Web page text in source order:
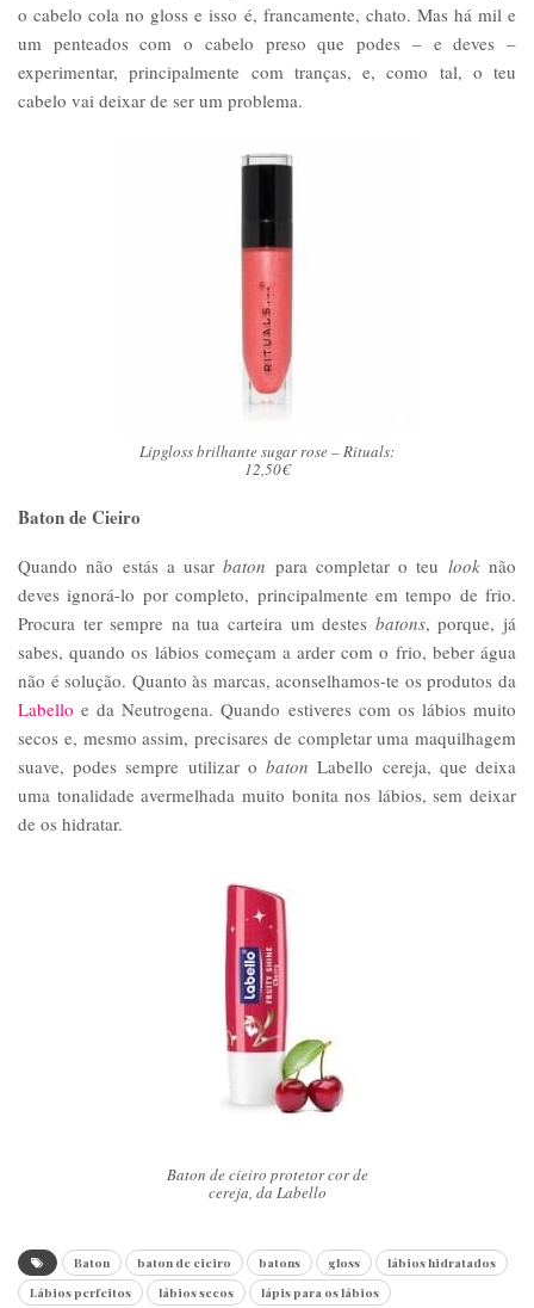
o cabelo cola no gloss e isso é, francamente, chato. Mas há mil e
um penteados com o cabelo preso que podes – e deves –
experimentar, principalmente com tranças, e, como tal, o teu
cabelo vai deixar de ser um problema.
Lipgloss brilhante sugar rose – Rituals:
12,50€
Baton de Cieiro
Quando não estás a usarbaton para completar o teu looknão
deves ignorá-lo por completo, principalmente em tempo de frio.
Procura ter sempre na tua carteira um destes batons, porque, já
sabes, quando os lábios começam a arder com o frio, beber água
não é solução. Quanto às marcas, aconselhamos-te os produtos da
Labello e da Neutrogena. Quando estiveres com os lábios muito
secos e, mesmo assim, precisares de completar uma maquilhagem
suave, podes sempre utilizar obaton Labello cereja, que deixa
uma tonalidade avermelhada muito bonita nos lábios, sem deixar
de os hidratar.
Baton de cieiro protetor cor de
cereja, da Labello
Baton baton de cieiro batons gloss
lábios hidratados
Lábios perfeitos
lábios secos lápis para os lábios